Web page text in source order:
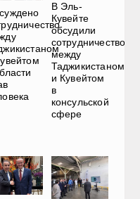
В Эль-
Кувейте
обсудили
сотрудничество
между
Таджикистаном
и Кувейтом
в
консульской
сфере